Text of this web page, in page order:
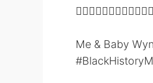
Me & Baby